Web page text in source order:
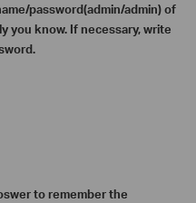
password(admin/admin) of
you know. If necessary, write
to remember the